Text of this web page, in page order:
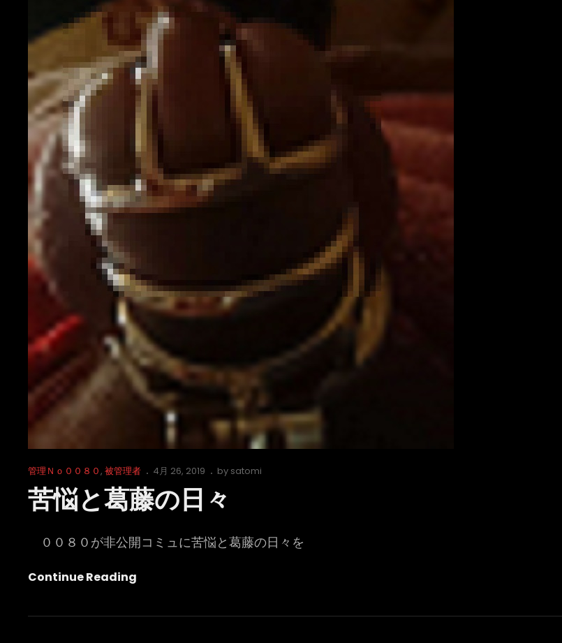
Cat
Links
管理Ｎｏ００８０, 被管理者
Posted
4月 26, 2019 by satomi
苦悩と葛藤の日々
００８０が非公開コミュに苦悩と葛藤の日々を
Continue Reading
と